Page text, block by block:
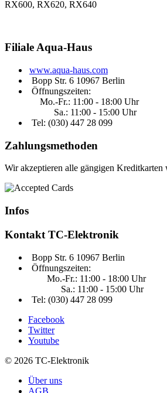
RX600, RX620, RX640
FilialeAqua-Haus
www.aqua-haus.com
Bopp Str. 6 10967 Berlin
Öffnungszeiten:
Mo.-Fr.: 11:00 - 18:00 Uhr
Sa.: 11:00 - 15:00 Uhr
Tel: (030) 447 28 099
Zahlungsmethoden
Wir akzeptieren alle gängigen Kreditkarten
Infos
Kontakt TC-Elektronik
Bopp Str. 6 10967 Berlin
Öffnungszeiten:
Mo.-Fr.: 11:00 - 18:00 Uhr
Sa.: 11:00 - 15:00 Uhr
Tel: (030) 447 28 099
Facebook
Twitter
Youtube
© 2026 TC-Elektronik
Über uns
AGB